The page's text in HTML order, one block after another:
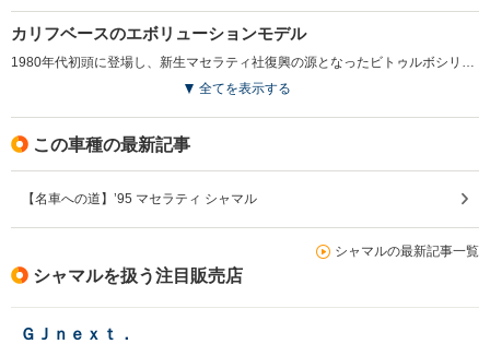
カリフベースのエボリューションモデル
全てを表示する
この車種の最新記事
【名車への道】’95 マセラティ シャマル
シャマルの最新記事一覧
シャマルを扱う注目販売店
ＧＪｎｅｘｔ．